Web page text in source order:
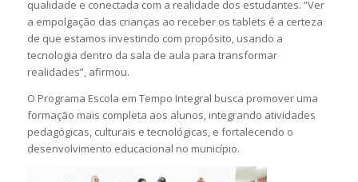
qualidade e conectada com a realidade dos estudantes. “Ver
a empolgação das crianças ao receber os tablets é a certeza
de que estamos investindo com propósito, usando a
tecnologia dentro da sala de aula para transformar
realidades”, afirmou.
O Programa Escola em Tempo Integral busca promover uma
formação mais completa aos alunos, integrando atividades
pedagógicas, culturais e tecnológicas, e fortalecendo o
desenvolvimento educacional no município.